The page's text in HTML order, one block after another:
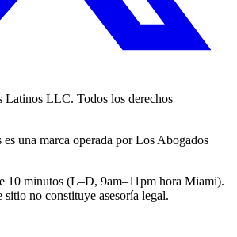
Latinos LLC. Todos los derechos
es una marca operada porLos Abogados
10 minutos (L–D, 9am–11pm hora Miami).
no constituye asesoría legal.